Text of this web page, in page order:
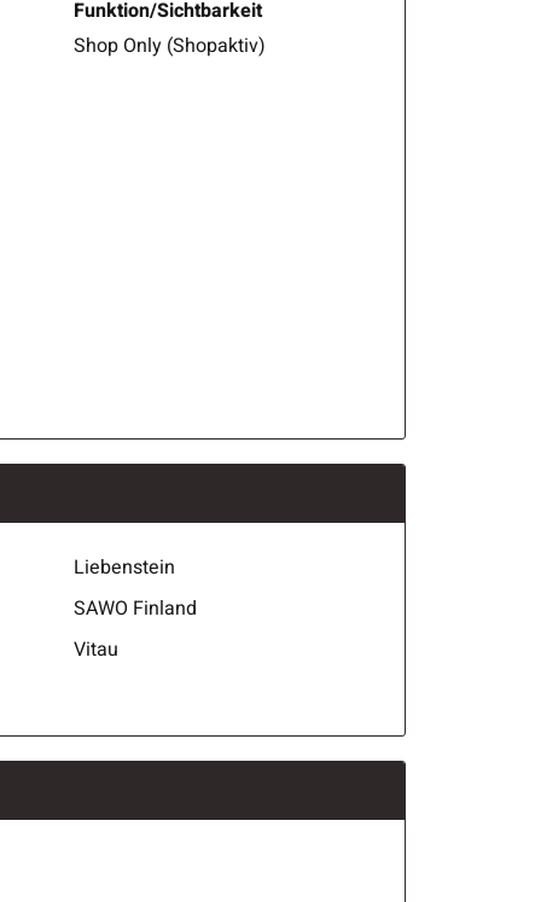
Funktion/Sichtbarkeit
Shop Only (Shopaktiv)
Liebenstein
SAWO Finland
Vitau